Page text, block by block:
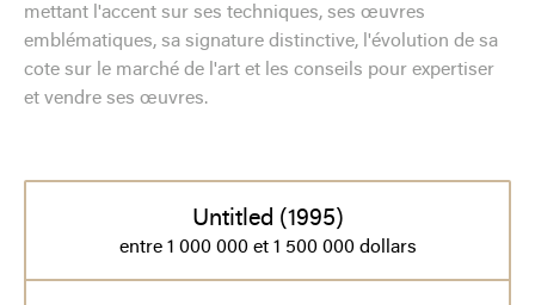
mettant l'accent sur ses techniques, ses œuvres
emblématiques, sa signature distinctive, l'évolution de sa
cote sur le marché de l'art et les conseils pour expertiser
et vendre ses œuvres.
Untitled (1995)
entre 1 000 000 et 1 500 000 dollars